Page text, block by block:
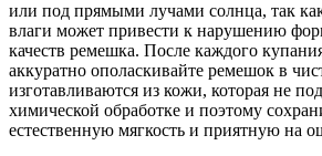
или под прямыми лучами солнца, так
влаги может привести к нарушению
качеств ремешка. После каждого
аккуратно ополаскивайте ремешок в
изготавливаются из кожи, которая не
химической обработке и поэтому
естественную мягкость и приятную на